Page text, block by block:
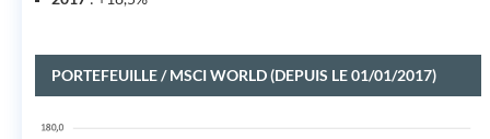
PORTEFEUILLE / MSCI WORLD (DEPUIS LE 01/01/2017)